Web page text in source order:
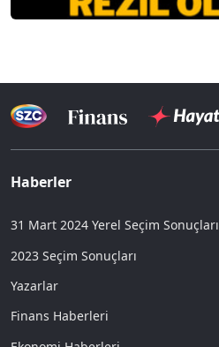
Haberler
31 Mart 2024 Yerel Seçim Sonuçları
2023 Seçim Sonuçları
Yazarlar
Finans Haberleri